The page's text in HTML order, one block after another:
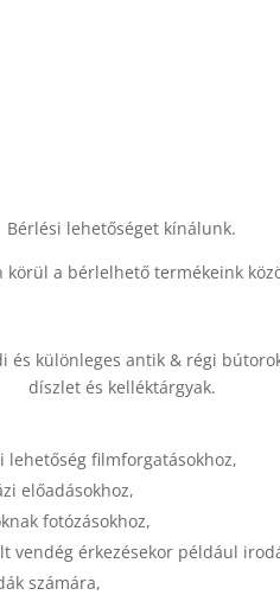
Bérlési lehetőséget kínálunk.
körül a bérlelhető termékeink
és különleges antik & régi
díszlet és kelléktárgyak.
lehetőség filmforgatásokhoz,
előadásokhoz,
fotózásokhoz,
vendég érkezésekor például
számára,